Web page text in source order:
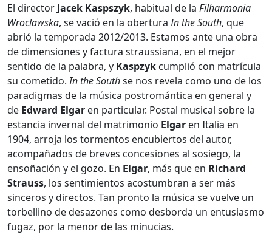
El director Jacek Kaspszyk, habitual de la Filharmonia
Wroclawska, se vació en la oberturaIn the South, que
abrió la temporada 2012/2013. Estamos ante una obra
de dimensiones y factura straussiana, en el mejor
sentido de la palabra, y Kaspzyk cumplió con matrícula
su cometido.In the Southse nos revela como uno de los
paradigmas de la música postromántica en general y
de Edward Elgar en particular. Postal musical sobre la
estancia invernal del matrimonio Elgar en Italia en
1904, arroja los tormentos encubiertos del autor,
acompañados de breves concesiones al sosiego, la
ensoñación y el gozo. En Elgar, más que en Richard
Strauss, los sentimientos acostumbran a ser más
sinceros y directos. Tan pronto la música se vuelve un
torbellino de desazones como desborda un entusiasmo
fugaz, por la menor de las minucias.